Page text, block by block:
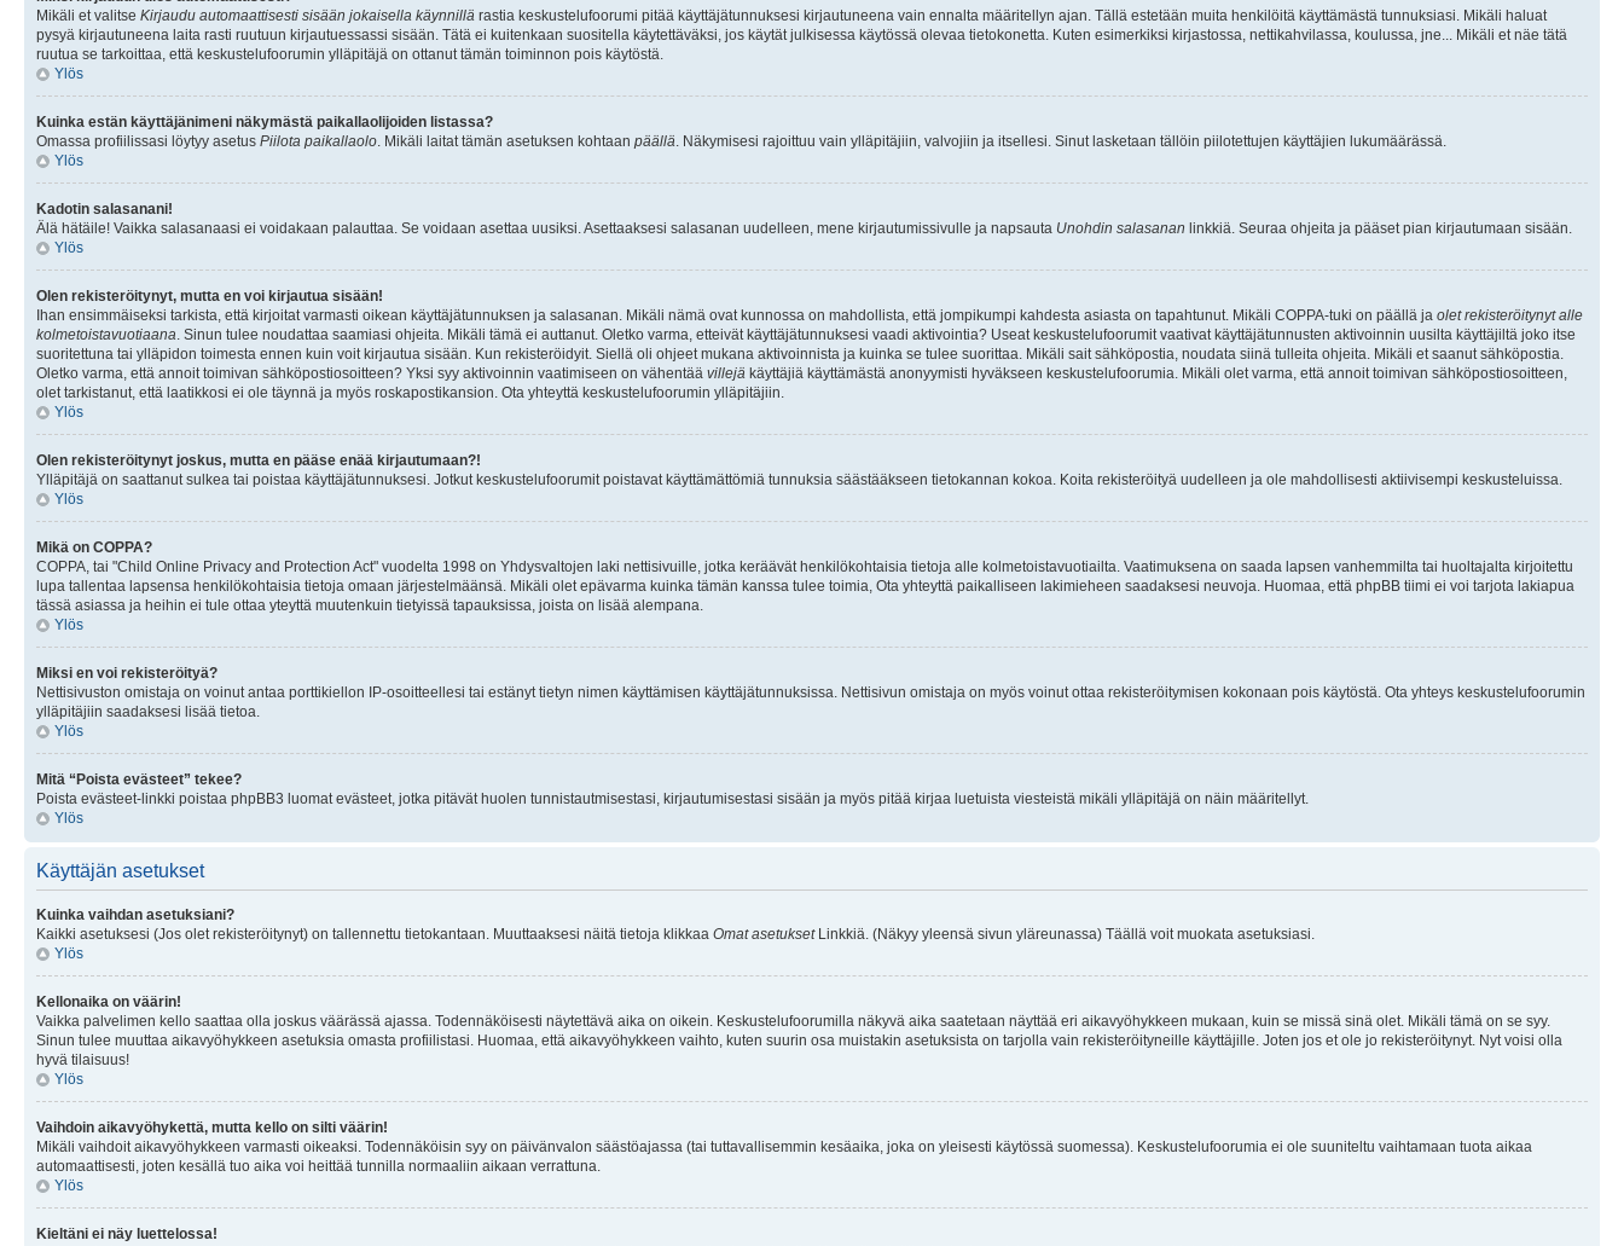
Mikäli et valitse Kirjaudu automaattisesti sisään jokaisella käynnillä rastia keskustelufoorumi pitää käyttäjätunnuksesi kirjautuneena vain ennalta määritellyn ajan. Tällä estetään muita henkilöitä käyttämästä tunnuksiasi. Mikäli haluat
pysyä kirjautuneena laita rasti ruutuun kirjautuessassi sisään. Tätä ei kuitenkaan suositella käytettäväksi, jos käytät julkisessa käytössä olevaa tietokonetta. Kuten esimerkiksi kirjastossa, nettikahvilassa, koulussa, jne... Mikäli et näe tätä
ruutua se tarkoittaa, että keskustelufoorumin ylläpitäjä on ottanut tämän toiminnon pois käytöstä.
Ylös
Kuinka estän käyttäjänimeni näkymästä paikallaolijoiden listassa?
Omassa profiilissasi löytyy asetus Piilota paikallaolo . Mikäli laitat tämän asetuksen kohtaan päällä . Näkymisesi rajoittuu vain ylläpitäjiin, valvojiin ja itsellesi. Sinut lasketaan tällöin piilotettujen käyttäjien lukumäärässä.
Ylös
Kadotin salasanani!
Älä hätäile! Vaikka salasanaasi ei voidakaan palauttaa. Se voidaan asettaa uusiksi. Asettaaksesi salasanan uudelleen, mene kirjautumissivulle ja napsauta Unohdin salasanan linkkiä. Seuraa ohjeita ja pääset pian kirjautumaan sisään.
Ylös
Olen rekisteröitynyt, mutta en voi kirjautua sisään!
Ihan ensimmäiseksi tarkista, että kirjoitat varmasti oikean käyttäjätunnuksen ja salasanan. Mikäli nämä ovat kunnossa on mahdollista, että jompikumpi kahdesta asiasta on tapahtunut. Mikäli COPPA-tuki on päällä ja olet rekisteröitynyt alle
kolmetoistavuotiaana . Sinun tulee noudattaa saamiasi ohjeita. Mikäli tämä ei auttanut. Oletko varma, etteivät käyttäjätunnuksesi vaadi aktivointia? Useat keskustelufoorumit vaativat käyttäjätunnusten aktivoinnin uusilta käyttäjiltä joko itse
suoritettuna tai ylläpidon toimesta ennen kuin voit kirjautua sisään. Kun rekisteröidyit. Siellä oli ohjeet mukana aktivoinnista ja kuinka se tulee suorittaa. Mikäli sait sähköpostia, noudata siinä tulleita ohjeita. Mikäli et saanut sähköpostia.
Oletko varma, että annoit toimivan sähköpostiosoitteen? Yksi syy aktivoinnin vaatimiseen on vähentää villejä käyttäjiä käyttämästä anonyymisti hyväkseen keskustelufoorumia. Mikäli olet varma, että annoit toimivan sähköpostiosoitteen,
olet tarkistanut, että laatikkosi ei ole täynnä ja myös roskapostikansion. Ota yhteyttä keskustelufoorumin ylläpitäjiin.
Ylös
Olen rekisteröitynyt joskus, mutta en pääse enää kirjautumaan?!
Ylläpitäjä on saattanut sulkea tai poistaa käyttäjätunnuksesi. Jotkut keskustelufoorumit poistavat käyttämättömiä tunnuksia säästääkseen tietokannan kokoa. Koita rekisteröityä uudelleen ja ole mahdollisesti aktiivisempi keskusteluissa.
Ylös
Mikä on COPPA?
COPPA, tai "Child Online Privacy and Protection Act" vuodelta 1998 on Yhdysvaltojen laki nettisivuille, jotka keräävät henkilökohtaisia tietoja alle kolmetoistavuotiailta. Vaatimuksena on saada lapsen vanhemmilta tai huoltajalta kirjoitettu
lupa tallentaa lapsensa henkilökohtaisia tietoja omaan järjestelmäänsä. Mikäli olet epävarma kuinka tämän kanssa tulee toimia, Ota yhteyttä paikalliseen lakimieheen saadaksesi neuvoja. Huomaa, että phpBB tiimi ei voi tarjota lakiapua
tässä asiassa ja heihin ei tule ottaa yteyttä muutenkuin tietyissä tapauksissa, joista on lisää alempana.
Ylös
Miksi en voi rekisteröityä?
Nettisivuston omistaja on voinut antaa porttikiellon IP-osoitteellesi tai estänyt tietyn nimen käyttämisen käyttäjätunnuksissa. Nettisivun omistaja on myös voinut ottaa rekisteröitymisen kokonaan pois käytöstä. Ota yhteys keskustelufoorumin
ylläpitäjiin saadaksesi lisää tietoa.
Ylös
Mitä “Poista evästeet” tekee?
Poista evästeet-linkki poistaa phpBB3 luomat evästeet, jotka pitävät huolen tunnistautmisestasi, kirjautumisestasi sisään ja myös pitää kirjaa luetuista viesteistä mikäli ylläpitäjä on näin määritellyt.
Ylös
Käyttäjän asetukset
Kuinka vaihdan asetuksiani?
Kaikki asetuksesi (Jos olet rekisteröitynyt) on tallennettu tietokantaan. Muuttaaksesi näitä tietoja klikkaa Omat asetuksetLinkkiä. (Näkyy yleensä sivun yläreunassa) Täällä voit muokata asetuksiasi.
Ylös
Kellonaika on väärin!
Vaikka palvelimen kello saattaa olla joskus väärässä ajassa. Todennäköisesti näytettävä aika on oikein. Keskustelufoorumilla näkyvä aika saatetaan näyttää eri aikavyöhykkeen mukaan, kuin se missä sinä olet. Mikäli tämä on se syy.
Sinun tulee muuttaa aikavyöhykkeen asetuksia omasta profiilistasi. Huomaa, että aikavyöhykkeen vaihto, kuten suurin osa muistakin asetuksista on tarjolla vain rekisteröityneille käyttäjille. Joten jos et ole jo rekisteröitynyt. Nyt voisi olla
hyvä tilaisuus!
Ylös
Vaihdoin aikavyöhykettä, mutta kello on silti väärin!
Mikäli vaihdoit aikavyöhykkeen varmasti oikeaksi. Todennäköisin syy on päivänvalon säästöajassa (tai tuttavallisemmin kesäaika, joka on yleisesti käytössä suomessa). Keskustelufoorumia ei ole suuniteltu vaihtamaan tuota aikaa
automaattisesti, joten kesällä tuo aika voi heittää tunnilla normaaliin aikaan verrattuna.
Ylös
Kieltäni ei näy luettelossa!